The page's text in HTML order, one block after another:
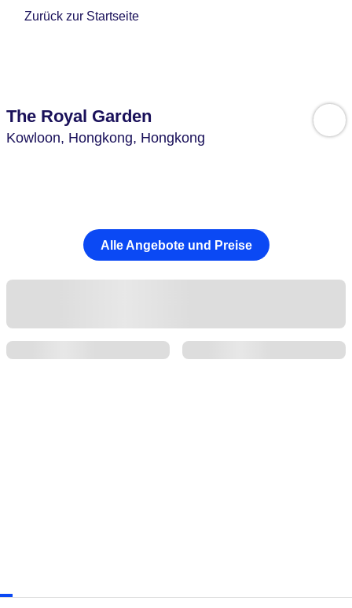
Zurück zur Startseite
The Royal Garden
Kowloon, Hongkong, Hongkong
Alle Angebote und Preise